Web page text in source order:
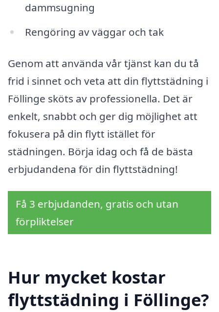
dammsugning
Rengöring av väggar och tak
Genom att använda vår tjänst kan du tå
frid i sinnet och veta att din flyttstädning i
Föllinge sköts av professionella. Det är
enkelt, snabbt och ger dig möjlighet att
fokusera på din flytt istället för
städningen. Börja idag och få de bästa
erbjudandena för din flyttstädning!
Få 3 erbjudanden, gratis och utan
förpliktelser
Hur mycket kostar
flyttstädning i Föllinge?